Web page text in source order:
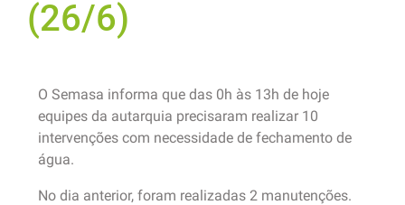
(26/6)
O Semasa informa que das 0h às 13h de hoje
equipes da autarquia precisaram realizar 10
intervenções com necessidade de fechamento de
água.
No dia anterior, foram realizadas 2 manutenções.